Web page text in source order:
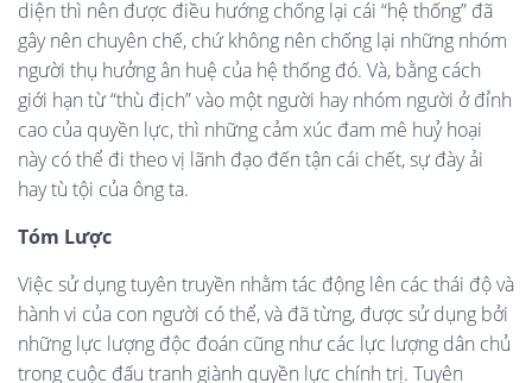
diện thì nên được điều hướng chống lại cái “hệ thống” đã
gây nên chuyên chế, chứ không nên chống lại những nhóm
người thụ hưởng ân huệ của hệ thống đó. Và, bằng cách
giới hạn từ “thù địch” vào một người hay nhóm người ở đỉnh
cao của quyền lực, thì những cảm xúc đam mê huỷ hoại
này có thể đi theo vị lãnh đạo đến tận cái chết, sự đày ải
hay tù tội của ông ta.
Tóm Lược
Việc sử dụng tuyên truyền nhằm tác động lên các thái độ và
hành vi của con người có thể, và đã từng, được sử dụng bởi
những lực lượng độc đoán cũng như các lực lượng dân chủ
trong cuộc đấu tranh giành quyền lực chính trị. Tuyên